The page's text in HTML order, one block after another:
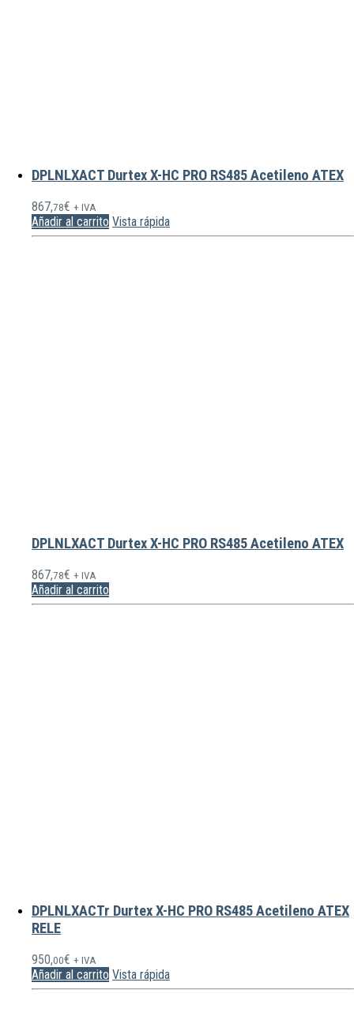
DPLNLXACT Durtex X-HC PRO RS485 Acetileno ATEX
867,78€ + IVA
Añadir al carrito Vista rápida
DPLNLXACT Durtex X-HC PRO RS485 Acetileno ATEX
867,78€ + IVA
Añadir al carrito
DPLNLXACTr Durtex X-HC PRO RS485 Acetileno ATEX
RELE
950,00€ + IVA
Añadir al carrito Vista rápida